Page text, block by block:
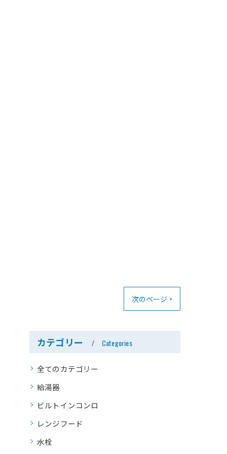
次のページ >
カテゴリー Categories
全てのカテゴリー
給湯器
ビルトインコンロ
レンジフード
水栓